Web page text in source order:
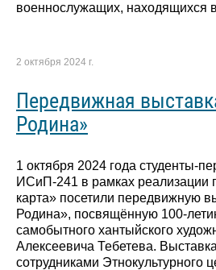
военнослужащих, находящихся
2 октября 2024 г.
Передвижная
Родина»
1 октября 2024 года студенты-
ИСиП-241 в рамках реализации
карта» посетили передвижную
Родина», посвящённую 100-
самобытного хантыйского
Алексеевича Тебетева.
сотрудниками Этнокультурного